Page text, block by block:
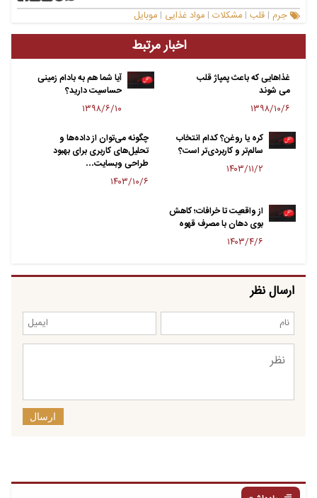
جرم | قلب | مشکلات | مواد غذایی | موبایل
اخبار مرتبط
غذاهایی که باعث پمپاژ قلب
می شوند
۱۳۹۸/۱۰/۶
آیا شما هم به بادام زمینی
حساسیت دارید؟
۱۳۹۸/۶/۱۰
کره یا روغن؟ کدام انتخاب
سالم‌تر و کاربردی‌تر است؟
۱۴۰۳/۱۱/۲
چگونه می‌توان از داده‌ها و
تحلیل‌های کاربری برای بهبود
طراحی وبسایت…
۱۴۰۳/۱۰/۶
از واقعیت تا خرافات؛ کاهش
بوی دهان با مصرف قهوه
۱۴۰۳/۴/۶
ارسال نظر
ارسال